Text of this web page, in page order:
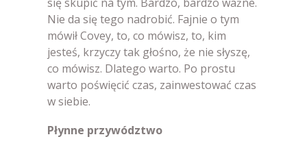
Nie da się tego nadrobić. Fajnie o tym
mówił Covey, to, co mówisz, to, kim
jesteś, krzyczy tak głośno, że nie słyszę,
co mówisz. Dlatego warto. Po prostu
warto poświęcić czas, zainwestować czas
w siebie.
Płynne przywództwo